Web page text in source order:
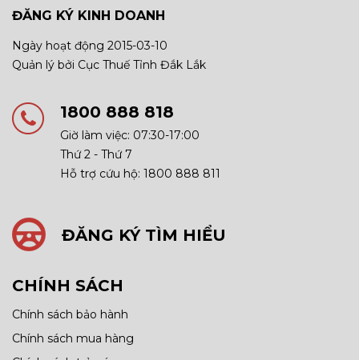
ĐĂNG KÝ KINH DOANH
Ngày hoạt động 2015-03-10
Quản lý bởi Cục Thuế Tỉnh Đắk Lắk
1800 888 818
Giờ làm việc: 07:30-17:00
Thứ 2 - Thứ 7
Hỗ trợ cứu hộ: 1800 888 811
ĐĂNG KÝ TÌM HIỂU
CHÍNH SÁCH
Chính sách bảo hành
Chính sách mua hàng